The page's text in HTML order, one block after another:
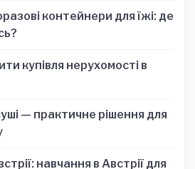
контейнери для їжі: де
купівля нерухомості в
— практичне рішення для
навчання в Австрії для